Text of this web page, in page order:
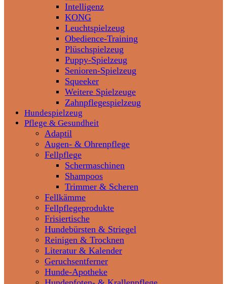
Intelligenz
KONG
Leuchtspielzeug
Obedience-Training
Plüschspielzeug
Puppy-Spielzeug
Senioren-Spielzeug
Squeeker
Weitere Spielzeuge
Zahnpflegespielzeug
Hundespielzeug
Pflege & Gesundheit
Adaptil
Augen- & Ohrenpflege
Fellpflege
Schermaschinen
Shampoos
Trimmer & Scheren
Fellkämme
Fellpflegeprodukte
Frisiertische
Hundebürsten & Striegel
Reinigen & Trocknen
Literatur & Kalender
Geruchsentferner
Hunde-Apotheke